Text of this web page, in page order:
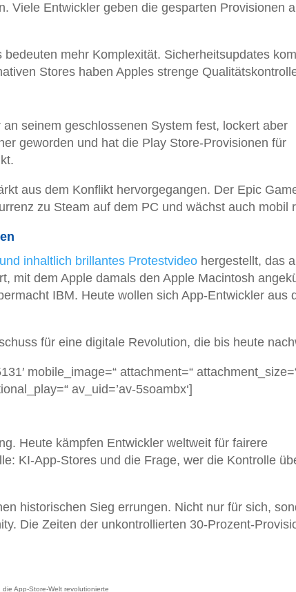
Viele Entwickler geben die gesparten Provisionen
mehr Komplexität. Sicherheitsupdates
Stores haben Apples strenge
seinem geschlossenen System fest, lockert aber
geworden und hat die Play Store-Provisionen für
aus dem Konflikt hervorgegangen. Der Epic
zu Steam auf dem PC und wächst auch mobil
inhaltlich brillantes Protestvideo hergestellt, das
mit dem Apple damals den Apple Macintosh
IBM. Heute wollen sich App-Entwickler aus
für eine digitale Revolution, die bis heute
mobile_image=“ attachment=“
av_uid=’av-5soambx‘]
Heute kämpfen Entwickler weltweit für fairere
KI-App-Stores und die Frage, wer die Kontrolle
historischen Sieg errungen. Nicht nur für sich,
Die Zeiten der unkontrollierten 30-Prozent-
App-Store-Welt revolutionierte